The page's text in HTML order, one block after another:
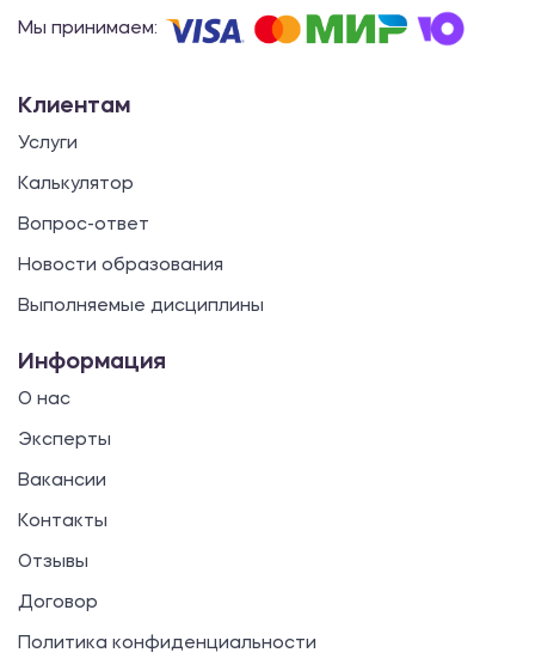
Мы принимаем:
Клиентам
Услуги
Калькулятор
Вопрос-ответ
Новости образования
Выполняемые дисциплины
Информация
О нас
Эксперты
Вакансии
Контакты
Отзывы
Договор
Политика конфиденциальности